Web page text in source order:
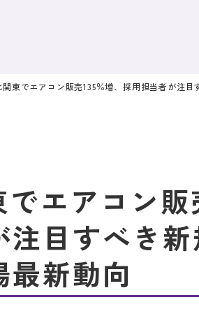
関東でエアコン販売135％増、採用担当者が注
エアコン販
目すべき
新動向